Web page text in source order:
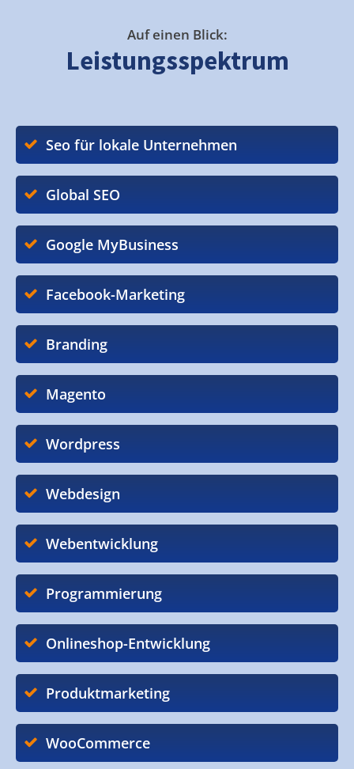
Auf einen Blick:
Leistungsspektrum
Seo für lokale Unternehmen
Global SEO
Google MyBusiness
Facebook-Marketing
Branding
Magento
Wordpress
Webdesign
Webentwicklung
Programmierung
Onlineshop-Entwicklung
Produktmarketing
WooCommerce